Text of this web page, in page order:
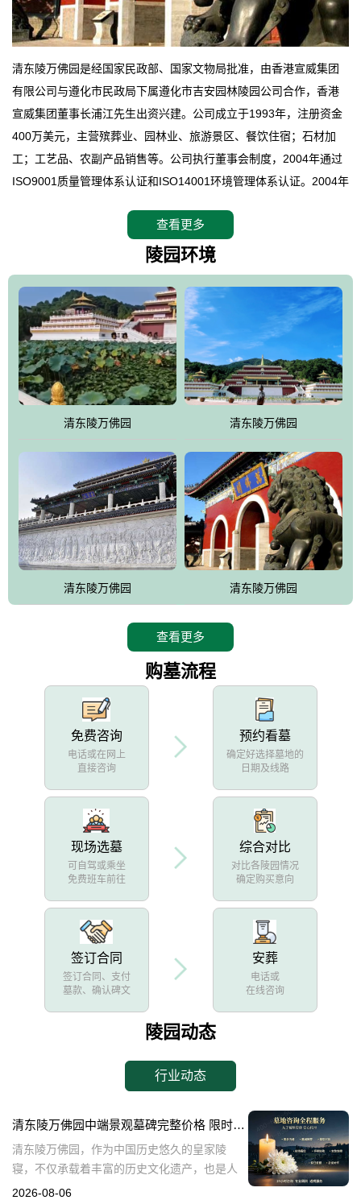
清东陵万佛园是经国家民政部、国家文物局批准，由香港宣威集团
有限公司与遵化市民政局下属遵化市吉安园林陵园公司合作，香港
宣威集团董事长浦江先生出资兴建。公司成立于1993年，注册资金
400万美元，主营殡葬业、园林业、旅游景区、餐饮住宿；石材加
工；工艺品、农副产品销售等。公司执行董事会制度，2004年通过
ISO9001质量管理体系认证和ISO14001环境管理体系认证。2004年
拥有4A级旅游区头衔的花园式陵园，园内建有四星级酒店一座。
万佛园位于遵化市境内，座落在世界文化遗产清东陵地形墙内，地
形绝佳，地理位置优越，交通便利。公司以“建设全国顶级人生后花
园、打造佛教精品旅游圣地”为目标，以海外归侨、国内外知名人士
的墓地安葬、祭祀吊亡并结合旅游参观构成其主要使用功能；以苍
郁绚丽、优雅宜人的园林景观构成其外部形象。通过墓园建设与造
园手法相结合的默契操作，建成一处特色鲜明、服务周全、环境优
美、民族风格突出，与周边文物古迹交相呼应的极具吸引力的花园
式园林。
万佛园工程一期占地448亩，目前完成投资近12亿元人民币，园区采
用全仿古式建筑，寻求与世界文化遗产地清东陵的和谐统一，在园
区建设中寻求陵园建设与景区建设的有机融合，充分发挥独一无二
的地形优势，打造现代艺术园林，建设旅游景观、寺庙、酒店等综
合服务设施，服务于陵园经营，使企业的多元化经营项目相互依
托、相互促进，园区绿化覆盖率达90%。
设计建造各种墓地墓位3万个；主体建筑金宝塔，墓位容量8万个，
能适应不同消费阶层的需求，为客户提供墓碑设计制作服务、特色
查看更多
陵园环境
清东陵万佛园 清东陵万佛园
清东陵万佛园 清东陵万佛园
查看更多
购墓流程
免费咨询
电话或在网上
直接咨询
预约看墓
确定好选择墓地的
日期及线路
现场选墓
可自驾或乘坐
免费班车前往
综合对比
对比各陵园情况
确定购买意向
签订合同
签订合同、支付
墓款、确认碑文
安葬
电话或
在线咨询
陵园动态
行业动态
清东陵万佛园中端景观墓碑完整价格 限时减免多年管理费详解
清东陵万佛园，作为中国历史悠久的皇家陵
寝，不仅承载着丰富的历史文化遗产，也是人
们缅怀先人、寄托哀思的重要场所。近年来，
2026-08-06